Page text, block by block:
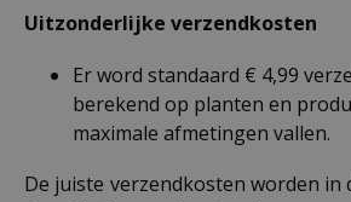
Uitzonderlijke verzendkosten
Er word standaard € 4,99
berekend op planten en
maximale afmetingen vallen.
De juiste verzendkosten worden in